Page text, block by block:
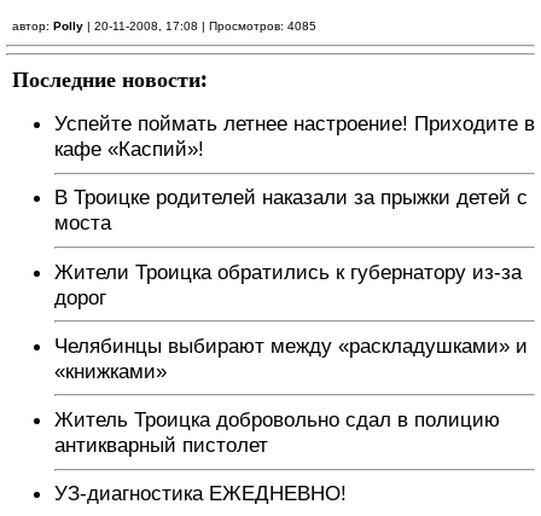
автор: Polly | 20-11-2008, 17:08 | Просмотров: 4085
Последние новости:
Успейте поймать летнее настроение! Приходите в
кафе «Каспий»!
В Троицке родителей наказали за прыжки детей с
моста
Жители Троицка обратились к губернатору из-за
дорог
Челябинцы выбирают между «раскладушками» и
«книжками»
Житель Троицка добровольно сдал в полицию
антикварный пистолет
УЗ-диагностика ЕЖЕДНЕВНО!